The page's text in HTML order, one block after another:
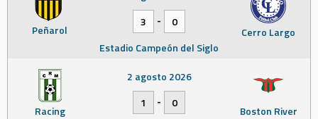
Peñarol Cerro Largo
3
-
0
Estadio Campeón del Siglo
Racing Boston River
2 agosto 2026
1
-
0